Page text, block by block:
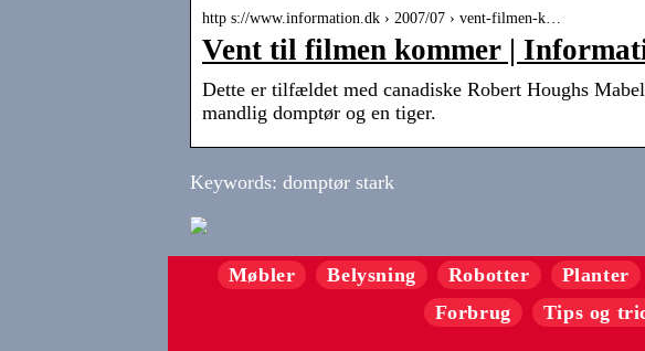
http s://www.information.dk › 2007/07 › vent-filmen-k…
Vent til filmen kommer |
Dette er tilfældet med canadiske Robert Houghs
mandlig domptør og en tiger.
Keywords: domptør stark
Møbler Belysning Robotter Planter
Forbrug
Tips og